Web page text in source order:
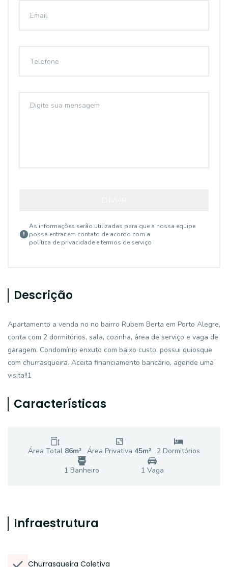
As informações serão utilizadas para que a nossa equipe
possa entrar em contato de acordo com a
política de privacidade e termos de serviço
Descrição
Apartamento a venda no no bairro Rubem Berta em Porto Alegre,
conta com 2 dormitórios, sala, cozinha, área de serviço e vaga de
garagem. Condomínio enxuto com baixo custo, possui quiosque
com churrasqueira. Aceita financiamento bancário, agende uma
visita!!1
Características
Área Total 86m² Área Privativa 45m² 2 Dormitórios
1 Banheiro 1 Vaga
Infraestrutura
Churrasqueira Coletiva